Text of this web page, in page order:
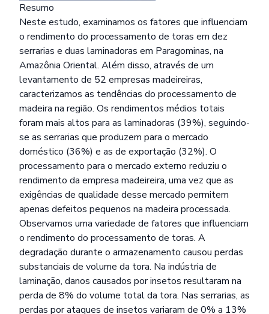
Resumo
Neste estudo, examinamos os fatores que influenciam
o rendimento do processamento de toras em dez
serrarias e duas laminadoras em Paragominas, na
Amazônia Oriental. Além disso, através de um
levantamento de 52 empresas madeireiras,
caracterizamos as tendências do processamento de
madeira na região. Os rendimentos médios totais
foram mais altos para as laminadoras (39%), seguindo-
se as serrarias que produzem para o mercado
doméstico (36%) e as de exportação (32%). O
processamento para o mercado externo reduziu o
rendimento da empresa madeireira, uma vez que as
exigências de qualidade desse mercado permitem
apenas defeitos pequenos na madeira processada.
Observamos uma variedade de fatores que influenciam
o rendimento do processamento de toras. A
degradação durante o armazenamento causou perdas
substanciais de volume da tora. Na indústria de
laminação, danos causados por insetos resultaram na
perda de 8% do volume total da tora. Nas serrarias, as
perdas por ataques de insetos variaram de 0% a 13%